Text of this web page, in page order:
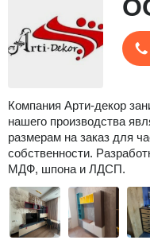
Компания Арти-декор
нашего производства
размерам на заказ для
собственности.
МДФ, шпона и ЛДСП.